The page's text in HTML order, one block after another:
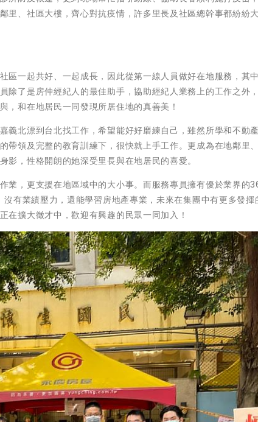
里、社區大樓，齊心對抗疫情，許多里長及社區總幹事都紛紛
區一起共好、一起成長，因此從第一線人員做好在地服務，其
除了是房仲經紀人的最佳助手，協助經紀人業務上的工作之外
，和在地居民一同發現所居住地的真善美！
義北漂到台北找工作，希望能好好磨練自己，雖然所學和不動
帶領及完整的教育訓練下，很快就上手工作。更成為在地鄰里
，性格開朗的她深受里長與在地居民的喜愛。
業，更支援在地區域中的大小事。而服務專員擁有優於業界的
有業績壓力，還能學習房地產專業，未來在集團中有更多發揮
在擴大徵才中，歡迎有興趣的民眾一同加入！